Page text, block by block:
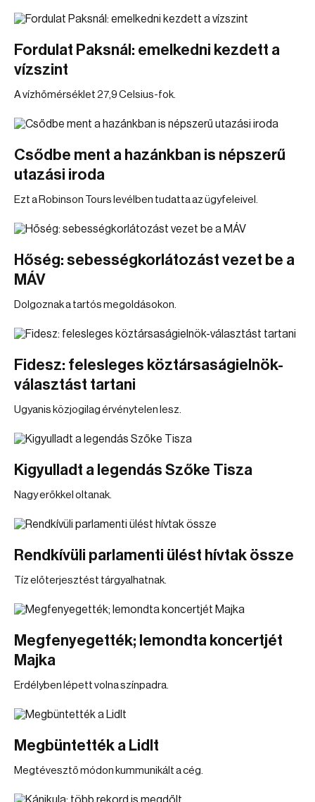
Fordulat Paksnál: emelkedni kezdett a
vízszint
A vízhőmérséklet 27,9 Celsius-fok.
Csődbe ment a hazánkban is népszerű
utazási iroda
Ezt a Robinson Tours levélben tudatta az ügyfeleivel.
Hőség: sebességkorlátozást vezet be a
MÁV
Dolgoznak a tartós megoldásokon.
Fidesz: felesleges köztársaságielnök-
választást tartani
Ugyanis közjogilag érvénytelen lesz.
Kigyulladt a legendás Szőke Tisza
Nagy erőkkel oltanak.
Rendkívüli parlamenti ülést hívtak össze
Tíz előterjesztést tárgyalhatnak.
Megfenyegették; lemondta koncertjét
Majka
Erdélyben lépett volna színpadra.
Megbüntették a Lidlt
Megtévesztő módon kummunikált a cég.